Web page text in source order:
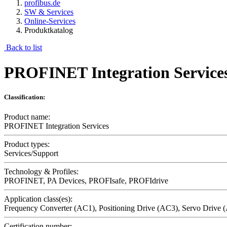
profibus.de
SW & Services
Online-Services
Produktkatalog
Back to list
PROFINET Integration
Classification:
Product name:
PROFINET Integration Services
Product types:
Services/Support
Technology & Profiles:
PROFINET, PA Devices, PROFIsafe, PROFIdrive
Application class(es):
Frequency Converter (AC1), Positioning Drive (AC3), Servo Drive